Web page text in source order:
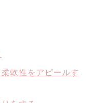
軟性をアピールす